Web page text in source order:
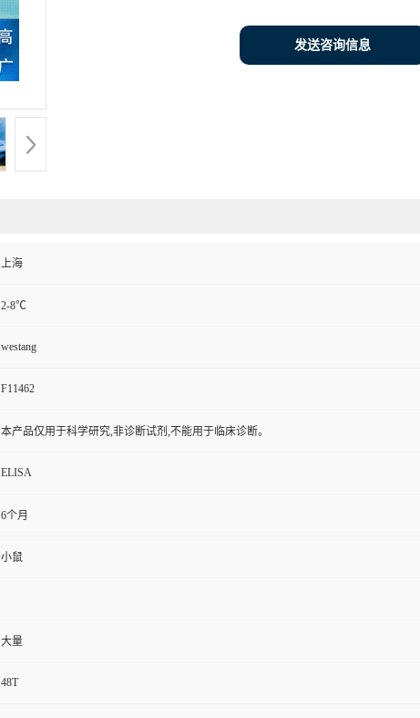
发送咨询信息
上海
2-8℃
westang
F11462
本产品仅用于科学研究,非诊断试剂,不能用于临床诊断。
ELISA
6个月
小鼠
大量
48T